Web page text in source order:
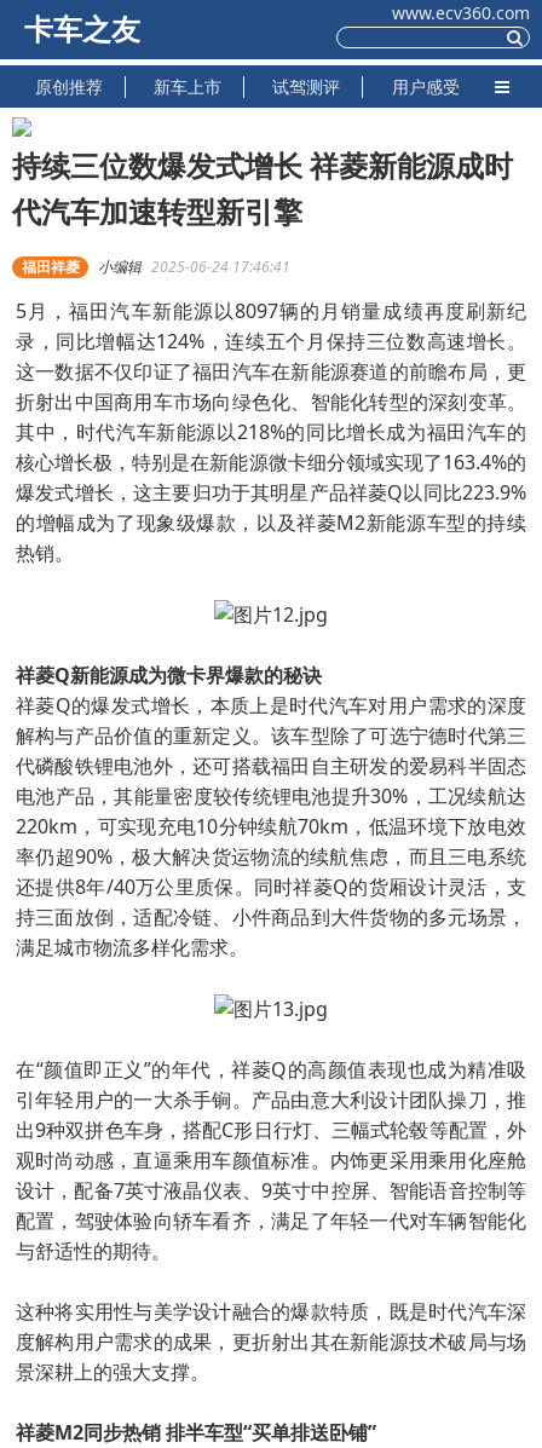
卡车之友
www.ecv360.com
原创推荐 新车上市 试驾测评 用户感受
持续三位数爆发式增长 祥菱新能源成时
代汽车加速转型新引擎
福田祥菱 小编辑 2025-06-24 17:46:41
5月，福田汽车新能源以8097辆的月销量成绩再度刷新纪
录，同比增幅达124%，连续五个月保持三位数高速增长。
这一数据不仅印证了福田汽车在新能源赛道的前瞻布局，更
折射出中国商用车市场向绿色化、智能化转型的深刻变革。
其中，时代汽车新能源以218%的同比增长成为福田汽车的
核心增长极，特别是在新能源微卡细分领域实现了163.4%的
爆发式增长，这主要归功于其明星产品祥菱Q以同比223.9%
的增幅成为了现象级爆款，以及祥菱M2新能源车型的持续
热销。
祥菱Q新能源成为微卡界爆款的秘诀
祥菱Q的爆发式增长，本质上是时代汽车对用户需求的深度
解构与产品价值的重新定义。该车型除了可选宁德时代第三
代磷酸铁锂电池外，还可搭载福田自主研发的爱易科半固态
电池产品，其能量密度较传统锂电池提升30%，工况续航达
220km，可实现充电10分钟续航70km，低温环境下放电效
率仍超90%，极大解决货运物流的续航焦虑，而且三电系统
还提供8年/40万公里质保。同时祥菱Q的货厢设计灵活，支
持三面放倒，适配冷链、小件商品到大件货物的多元场景，
满足城市物流多样化需求。
在“颜值即正义”的年代，祥菱Q的高颜值表现也成为精准吸
引年轻用户的一大杀手锏。产品由意大利设计团队操刀，推
出9种双拼色车身，搭配C形日行灯、三幅式轮毂等配置，外
观时尚动感，直逼乘用车颜值标准。内饰更采用乘用化座舱
设计，配备7英寸液晶仪表、9英寸中控屏、智能语音控制等
配置，驾驶体验向轿车看齐，满足了年轻一代对车辆智能化
与舒适性的期待。
这种将实用性与美学设计融合的爆款特质，既是时代汽车深
度解构用户需求的成果，更折射出其在新能源技术破局与场
景深耕上的强大支撑。
祥菱M2同步热销 排半车型“买单排送卧铺”